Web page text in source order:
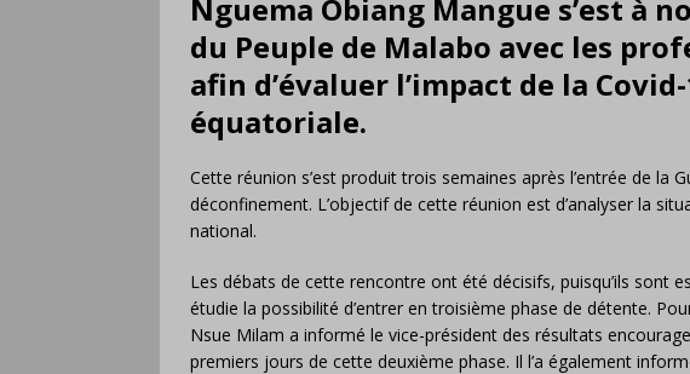
Nguema Obiang Mangue s’est à
du Peuple de Malabo avec les
afin d’évaluer l’impact de la
équatoriale.
Cette réunion s’est produit trois semaines après l’entrée de la
déconfinement. L’objectif de cette réunion est d’analyser la
national.
Les débats de cette rencontre ont été décisifs, puisqu’ils sont
étudie la possibilité d’entrer en troisième phase de détente.
Nsue Milam a informé le vice-président des résultats
premiers jours de cette deuxième phase. Il l’a également